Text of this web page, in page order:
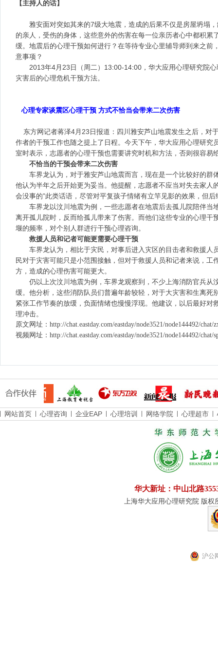
【主持人的话】
雅安面对突如其来的7级大地震，造成的后果不仅是房屋坍塌，
的亲人，受伤的身体，这些意外的伤害在每一位亲历者心中都积累
缓。地震后的心理干预如何进行？在等待专业心里辅导师到来之前
意事项？
2013年4月23日（周二）13:00-14:00，华大应用心理研究院心
灾害后的心理危机干预方法。
心理专家谈震区心理干预 方式不恰当会带来二次伤害
东方网记者蒋泽4月23日报道：四川雅安芦山地震发生之后，对
作者的干预工作也随之提上了日程。今天下午，华大应用心理研究
室时表示，志愿者的心理干预也需要讲究时机和方法，否则很容易
不恰当的干预会带来二次伤害
车界龙认为，对于雅安芦山地震而言，现在是一个比较好的群
他认为半年之后开始更为妥当。他提醒，志愿者不应当对失去家人
会没事的”此类话语，尽管对平复孩子情绪有立竿见影的效果，但
车界龙以汶川地震为例，一些志愿者在地震后去孤儿院陪伴当
离开孤儿院时，反而给孤儿带来了伤害。而他们这些专业的心理干
堰的频率，对个别人群进行干预心理咨询。
救援人员和记者可能更需要心理干预
车界龙认为，相比于灾民，对事后进入灾区的目击者和救援人
民对于灾害可能只是小范围接触，但对于救援人员和记者来说，工
方，造成的心理伤害可能更大。
仍以上次汶川地震为例，车界龙观察到，不少上海消防官兵从
缓。他分析，这些消防队员们普遍年龄较轻，对于大灾害和生离死
紧张工作节奏的放缓，负面情绪也慢慢浮现。他建议，以后最好对
理冲击。
原文网址： http://chat.eastday.com/eastday/node3521/node144492/
视频网址： http://chat.eastday.com/eastday/node3521/node144492/chat/
网站首页 心理咨询 企业EAP 心理培训 网络学院 心理超市
华大新址：中山北路
上海华大应用心理研究院 版
沪公